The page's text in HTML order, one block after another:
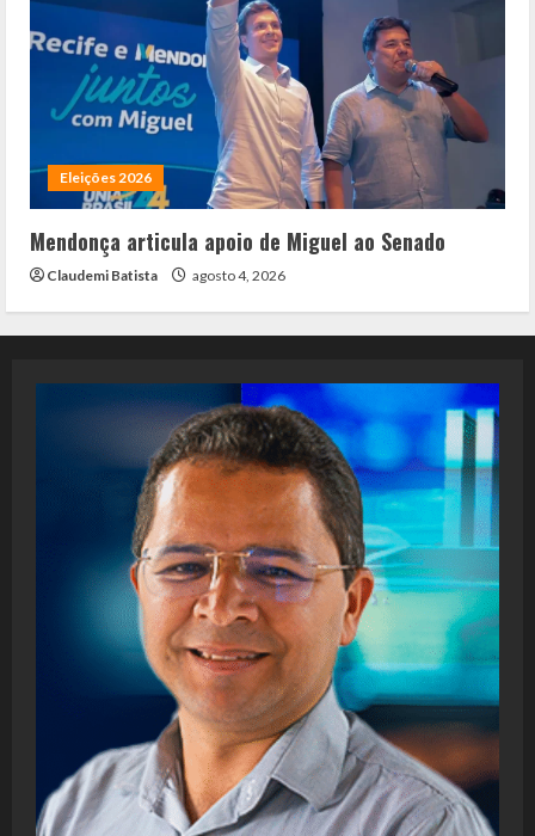
Eleições 2026
Mendonça articula apoio de Miguel ao Senado
Claudemi Batista agosto 4, 2026